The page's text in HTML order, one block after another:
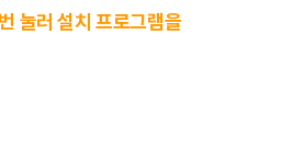
눌러 설치 프로그램을